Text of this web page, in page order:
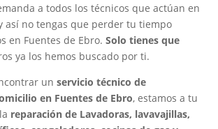
a todos los técnicos que actúan en
así no tengas que perder tu tiempo
en Fuentes de Ebro. Solo tienes que
ya los hemos buscado por ti.
un servicio técnico de
en Fuentes de Ebro, estamos a tu
reparación de Lavadoras, lavavajillas,